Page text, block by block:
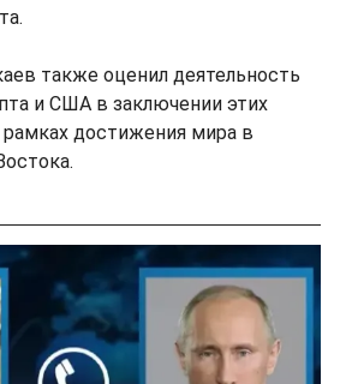
также оценил деятельность
и США в заключении этих
достижения мира в